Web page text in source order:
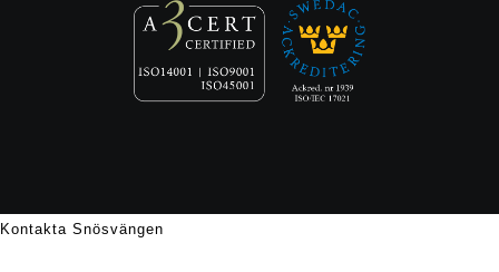
Kontakta Snösvängen